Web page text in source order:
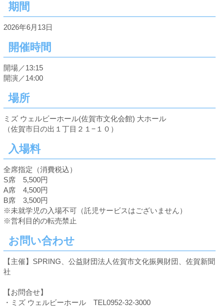
期間
2026年6月13日
開催時間
開場／13:15
開演／14:00
場所
ミズ ウェルビーホール(佐賀市文化会館) 大ホール
（佐賀市日の出１丁目２１−１０）
入場料
全席指定（消費税込）
S席 5,500円
A席 4,500円
B席 3,500円
※未就学児の入場不可（託児サービスはございません）
※営利目的の転売禁止
お問い合わせ
【主催】SPRING、公益財団法人佐賀市文化振興財団、佐賀新聞
社
【お問合せ】
・ミズ ウェルビーホール TEL0952-32-3000